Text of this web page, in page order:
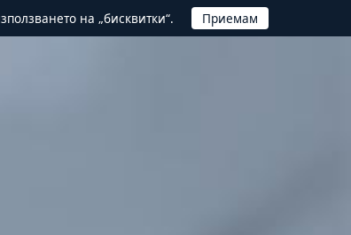
на „бисквитки“.